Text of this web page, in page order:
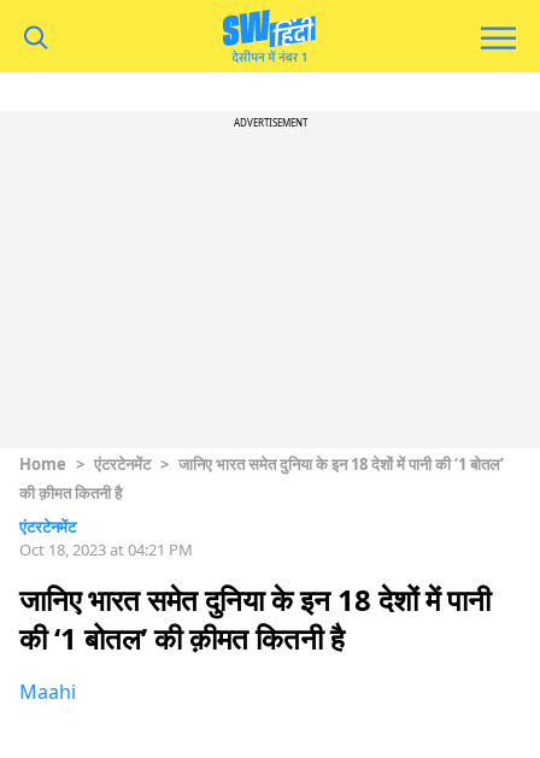
ADVERTISEMENT
Home > एंटरटेनमेंट > जानिए भारत समेत दुनिया के इन 18 देशों में पानी की ‘1 बोतल’
की क़ीमत कितनी है
एंटरटेनमेंट
Oct 18, 2023 at 04:21 PM
जानिए भारत समेत दुनिया के इन 18 देशों में पानी
की ‘1 बोतल’ की क़ीमत कितनी है
Maahi